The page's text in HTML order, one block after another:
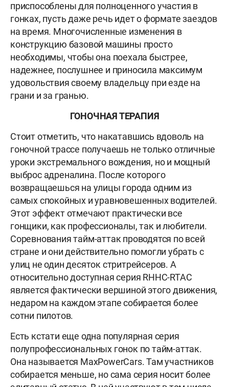
приспособлены для полноценного участия в
гонках, пусть даже речь идет о формате заездов
на время. Многочисленные изменения в
конструкцию базовой машины просто
необходимы, чтобы она поехала быстрее,
надежнее, послушнее и приносила максимум
удовольствия своему владельцу при езде на
грани и за гранью.
ГОНОЧНАЯ ТЕРАПИЯ
Стоит отметить, что накатавшись вдоволь на
гоночной трассе получаешь не только отличные
уроки экстремального вождения, но и мощный
выброс адреналина. После которого
возвращаешься на улицы города одним из
самых спокойных и уравновешенных водителей.
Этот эффект отмечают практически все
гонщики, как профессионалы, так и любители.
Соревнования тайм-аттак проводятся по всей
стране и они действительно помогли убрать с
улиц не один десяток стритрейсеров. А
относительно доступная серия RHHC-RTAC
является фактически вершиной этого движения,
недаром на каждом этапе собирается более
сотни пилотов.
Есть кстати еще одна популярная серия
полупрофессиональных гонок по тайм-аттак.
Она называется MaxPowerCars. Там участников
собирается меньше, но сама серия носит более